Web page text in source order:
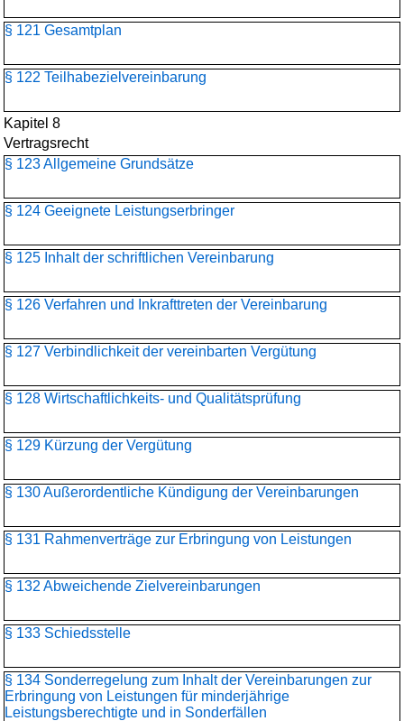
§ 121 Gesamtplan
§ 122 Teilhabezielvereinbarung
Kapitel 8
Vertragsrecht
§ 123 Allgemeine Grundsätze
§ 124 Geeignete Leistungserbringer
§ 125 Inhalt der schriftlichen Vereinbarung
§ 126 Verfahren und Inkrafttreten der Vereinbarung
§ 127 Verbindlichkeit der vereinbarten Vergütung
§ 128 Wirtschaftlichkeits- und Qualitätsprüfung
§ 129 Kürzung der Vergütung
§ 130 Außerordentliche Kündigung der Vereinbarungen
§ 131 Rahmenverträge zur Erbringung von Leistungen
§ 132 Abweichende Zielvereinbarungen
§ 133 Schiedsstelle
§ 134 Sonderregelung zum Inhalt der Vereinbarungen zur
Erbringung von Leistungen für minderjährige
Leistungsberechtigte und in Sonderfällen